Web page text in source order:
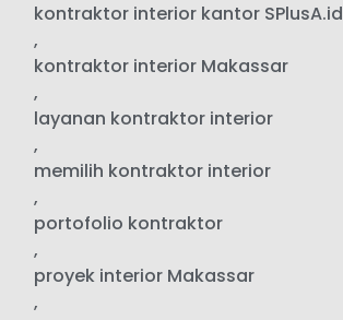
kontraktor interior kantor SPlusA.id
,
kontraktor interior Makassar
,
layanan kontraktor interior
,
memilih kontraktor interior
,
portofolio kontraktor
,
proyek interior Makassar
,